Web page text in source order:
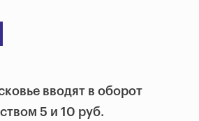
вводят в оборот
5 и 10 руб.